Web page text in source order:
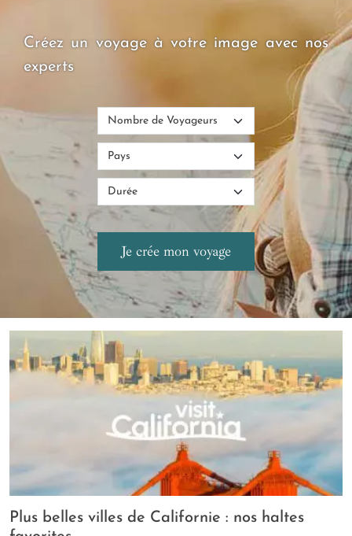
Créez un voyage à votre image avec nos
experts
Plus belles villes de Californie : nos haltes